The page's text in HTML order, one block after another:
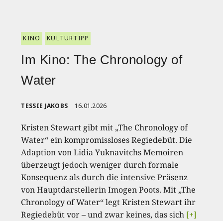
KINO KULTURTIPP
Im Kino: The Chronology of
Water
TESSIE JAKOBS 16.01.2026
Kristen Stewart gibt mit „The Chronology of
Water“ ein kompromissloses Regiedebüt. Die
Adaption von Lidia Yuknavitchs Memoiren
überzeugt jedoch weniger durch formale
Konsequenz als durch die intensive Präsenz
von Hauptdarstellerin Imogen Poots. Mit „The
Chronology of Water“ legt Kristen Stewart ihr
Regiedebüt vor – und zwar keines, das sich [+]